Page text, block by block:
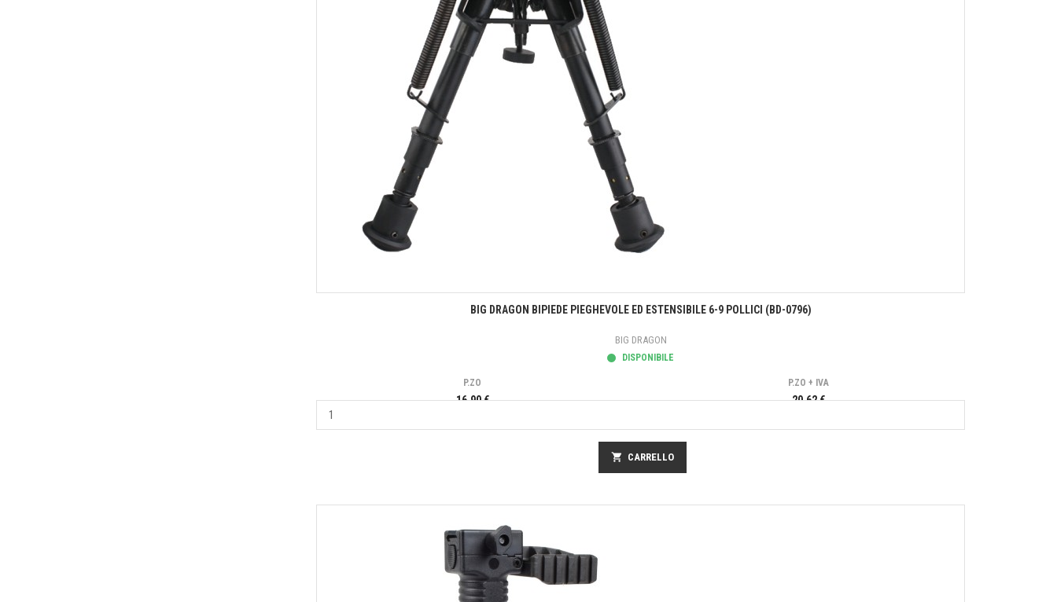
Anteprima
BIG DRAGON BIPIEDE PIEGHEVOLE ED ESTENSIBILE 6-9 POLLICI (BD-0796)
BIG DRAGON
DISPONIBILE
P.ZO
16,90 €
P.ZO + IVA
20,62 €
shopping_cart CARRELLO